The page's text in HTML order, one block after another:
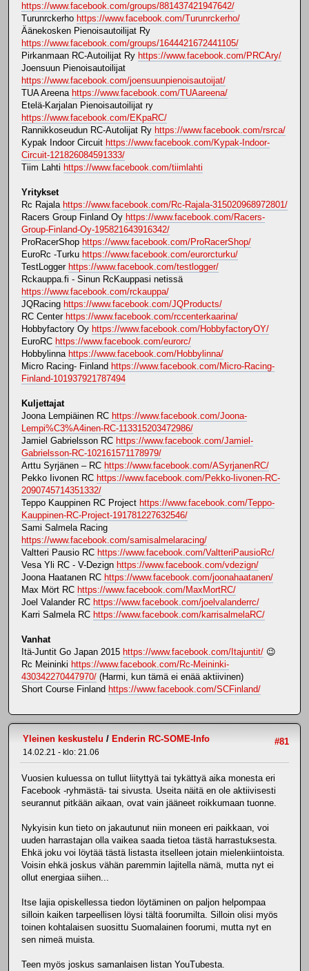
https://www.facebook.com/groups/881437421947642/
Turunrckerho https://www.facebook.com/Turunrckerho/
Äänekosken Pienoisautoilijat Ry
https://www.facebook.com/groups/1644421672441105/
Pirkanmaan RC-Autoilijat Ry https://www.facebook.com/PRCAry/
Joensuun Pienoisautoilijat
https://www.facebook.com/joensuunpienoisautoijat/
TUA Areena https://www.facebook.com/TUAareena/
Etelä-Karjalan Pienoisautoilijat ry
https://www.facebook.com/EKpaRC/
Rannikkoseudun RC-Autolijat Ry https://www.facebook.com/rsrca/
Kypak Indoor Circuit https://www.facebook.com/Kypak-Indoor-
Circuit-121826084591333/
Tiim Lahti https://www.facebook.com/tiimlahti
Yritykset
Rc Rajala https://www.facebook.com/Rc-Rajala-315020968972801/
Racers Group Finland Oy https://www.facebook.com/Racers-
Group-Finland-Oy-195821643916342/
ProRacerShop https://www.facebook.com/ProRacerShop/
EuroRc -Turku https://www.facebook.com/eurorcturku/
TestLogger https://www.facebook.com/testlogger/
Rckauppa.fi - Sinun RcKauppasi netissä
https://www.facebook.com/rckauppa/
JQRacing https://www.facebook.com/JQProducts/
RC Center https://www.facebook.com/rccenterkaarina/
Hobbyfactory Oy https://www.facebook.com/HobbyfactoryOY/
EuroRC https://www.facebook.com/eurorc/
Hobbylinna https://www.facebook.com/Hobbylinna/
Micro Racing- Finland https://www.facebook.com/Micro-Racing-
Finland-101937921787494
Kuljettajat
Joona Lempiäinen RC https://www.facebook.com/Joona-
Lempi%C3%A4inen-RC-113315203472986/
Jamiel Gabrielsson RC https://www.facebook.com/Jamiel-
Gabrielsson-RC-102161571178979/
Arttu Syrjänen – RC https://www.facebook.com/ASyrjanenRC/
Pekko Iivonen RC https://www.facebook.com/Pekko-Iivonen-RC-
2090745714351332/
Teppo Kauppinen RC Project https://www.facebook.com/Teppo-
Kauppinen-RC-Project-191781227632546/
Sami Salmela Racing
https://www.facebook.com/samisalmelaracing/
Valtteri Pausio RC https://www.facebook.com/ValtteriPausioRc/
Vesa Yli RC - V-Dezign https://www.facebook.com/vdezign/
Joona Haatanen RC https://www.facebook.com/joonahaatanen/
Max Mört RC https://www.facebook.com/MaxMortRC/
Joel Valander RC https://www.facebook.com/joelvalanderrc/
Karri Salmela RC https://www.facebook.com/karrisalmelaRC/
Vanhat
Itä-Juntit Go Japan 2015 https://www.facebook.com/Itajuntit/ 😉
Rc Meininki https://www.facebook.com/Rc-Meininki-
430342270447970/ (Harmi, kun tämä ei enää aktiivinen)
Short Course Finland https://www.facebook.com/SCFinland/
#81
Yleinen keskustelu / Enderin RC-SOME-Info
14.02.21 - klo: 21.06
Vuosien kuluessa on tullut liityttyä tai tykättyä aika monesta eri
Facebook -ryhmästä- tai sivusta. Useita näitä en ole aktiivisesti
seurannut pitkään aikaan, ovat vain jääneet roikkumaan tuonne.
Nykyisin kun tieto on jakautunut niin moneen eri paikkaan, voi
uuden harrastajan olla vaikea saada tietoa tästä harrastuksesta.
Ehkä joku voi löytää tästä listasta itselleen jotain mielenkiintoista.
Voisin ehkä joskus vähän paremmin lajitella nämä, mutta nyt ei
ollut energiaa siihen...
Itse lajia opiskellessa tiedon löytäminen on paljon helpompaa
silloin kaiken tarpeellisen löysi tältä foorumilta. Silloin olisi myös
toinen kohtalaisen suosittu Suomalainen foorumi, mutta nyt en
sen nimeä muista.
Teen myös joskus samanlaisen listan YouTubesta.